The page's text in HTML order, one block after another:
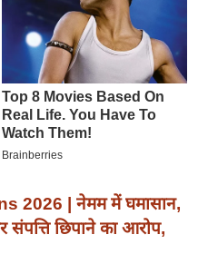
2026 | नेमम में घमासान,
संपत्ति छिपाने का आरोप,